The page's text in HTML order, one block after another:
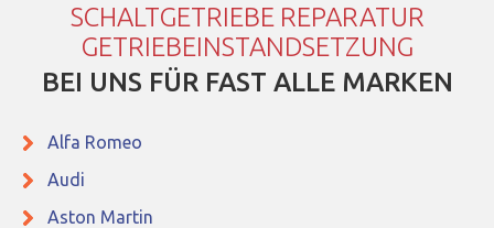
SCHALTGETRIEBE REPARATUR
GETRIEBEINSTANDSETZUNG
BEI UNS FÜR FAST ALLE MARKEN
Alfa Romeo
Audi
Aston Martin